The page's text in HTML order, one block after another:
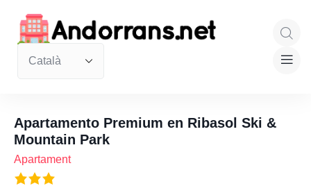
Apartamento Premium en Ribasol Ski &
Mountain Park
Apartament